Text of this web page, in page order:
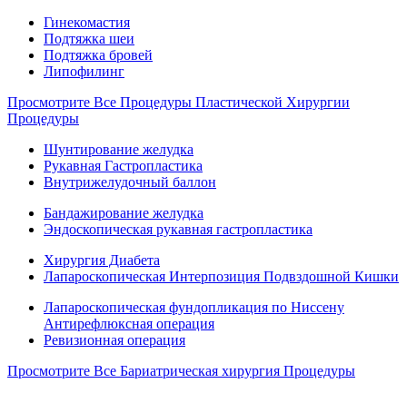
Гинекомастия
Подтяжка шеи
Подтяжка бровей
Липофилинг
Просмотрите Все Процедуры Пластической Хирургии
Процедуры
Шунтирование желудка
Рукавная Гастропластика
Внутрижелудочный баллон
Бандажирование желудка
Эндоскопическая рукавная гастропластика
Хирургия Диабета
Лапароскопическая Интерпозиция Подвздошной Кишки
Лапароскопическая фундопликация по Ниссену
Антирефлюксная операция
Ревизионная операция
Просмотрите Все Бариатрическая хирургия Процедуры